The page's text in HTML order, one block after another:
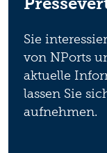
Sie
von NPorts
aktuelle
lassen Sie
aufnehmen.